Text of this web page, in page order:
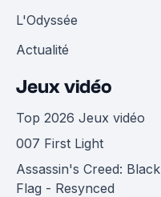
L'Odyssée
Actualité
Jeux vidéo
Top 2026 Jeux vidéo
007 First Light
Assassin's Creed: Black
Flag - Resynced